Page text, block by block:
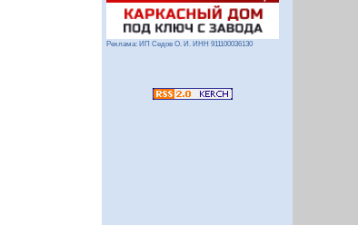
Реклама: ИП Седов О. И. ИНН 911100036130